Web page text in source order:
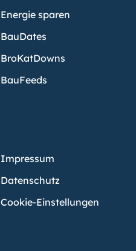
Energie sparen
BauDates
BroKatDowns
BauFeeds
Impressum
Datenschutz
Cookie-Einstellungen